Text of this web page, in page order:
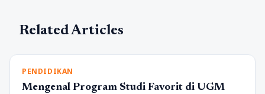
Related Articles
PENDIDIKAN
Mengenal Program Studi Favorit di UGM